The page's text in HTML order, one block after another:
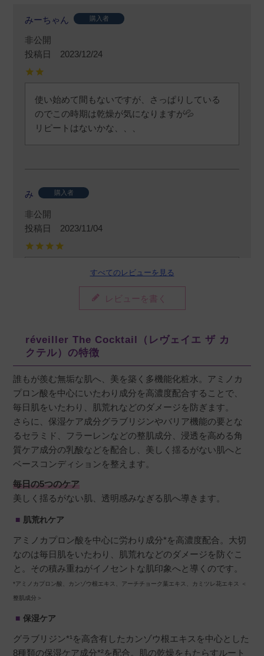
みーちゃん 購入者
非公開
投稿日
2023/12/24
使い始めて間もないですが、さっぱりしている
のでこの時期は乾燥が気になりますが💦
リピートはないかな、、、
み 購入者
非公開
投稿日
2023/11/04
つけたてはピリピリしましたが慣れると大丈夫
です。保湿力は高いわけではないですが、お肌
がつやっとするのが良かったです。
リッシュにしないで真四角にして欲しかったで
す。
おりお 購入者
非公開
投稿日
2023/02/22
刺激なく使えるのと、レチノールの反応をおさ
えてくれるとの事で使用しています。
やすいです。
チロ
非公開
投稿日
2022/11/11
すべてのレビューを見る
レビューを書く
réveiller The Cocktail（レヴェイエ ザ カ
クテル）の特徴
誰もが羨む無垢な肌へ、美を築く多機能化粧水。アミノカ
プロン酸を中心にいたわり成分を高濃度配合することで、
毎日肌をいたわり、肌荒れなどのダメージを防ぎます。
さらに、保湿ケア成分グラブリジンやバリア機能の要とな
るセラミド、フラーレンなどの整肌成分、浸透を高める角
質ケア成分の乳酸などを配合し、美しく揺るがない肌へと
ベースコンディションを整えます。
毎日の5つのケア
美しく揺るがない肌、透明感みなぎる肌へ導きます。
肌荒れケア
アミノカプロン酸を中心に労わり成分*を高濃度配合。大切
なのは毎日肌をいたわり、肌荒れなどのダメージを防ぐこ
と。その積み重ねがイノセントな肌印象へと導くのです。
*アミノカプロン酸、カンゾウ根エキス、アーチチョーク葉エキス、カミツレ花エキス ＜
整肌成分＞
保湿ケア
グラブリジン*¹を高含有したカンゾウ根エキスを中心とした
8種類の保湿ケア成分*²を配合。肌の乾燥をもたらすルート